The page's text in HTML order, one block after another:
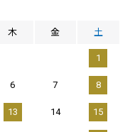
木 金 土
1
6 7 8
13 14 15